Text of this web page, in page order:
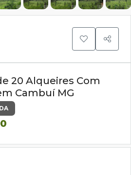
20 Alqueires Com
Cambuí MG